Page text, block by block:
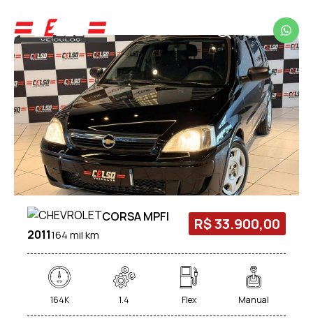
R$ 33.900,00
CORSA MPFI
2011164 mil km
164K 1.4 Flex Manual